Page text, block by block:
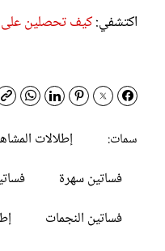
اكتشفي:كيف تحصلين على 20 إطلالة من خمس قطع فقط
سمات:
إطلالات
فساتين سهرة
فساتين النجمات